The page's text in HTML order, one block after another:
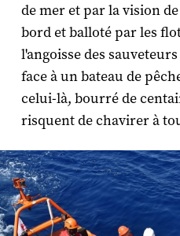
de mer et par la vision
bord et balloté par les
l'angoisse des
face à un bateau de
celui-là, bourré de
risquent de chavirer à